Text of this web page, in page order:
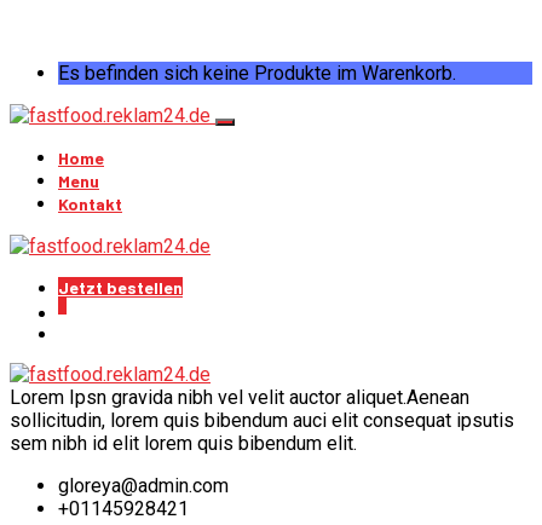
Es befinden sich keine Produkte im Warenkorb.
Home
Menu
Kontakt
Jetzt bestellen
Lorem Ipsn gravida nibh vel velit auctor aliquet.Aenean
sollicitudin, lorem quis bibendum auci elit consequat ipsutis
sem nibh id elit lorem quis bibendum elit.
gloreya@admin.com
+01145928421